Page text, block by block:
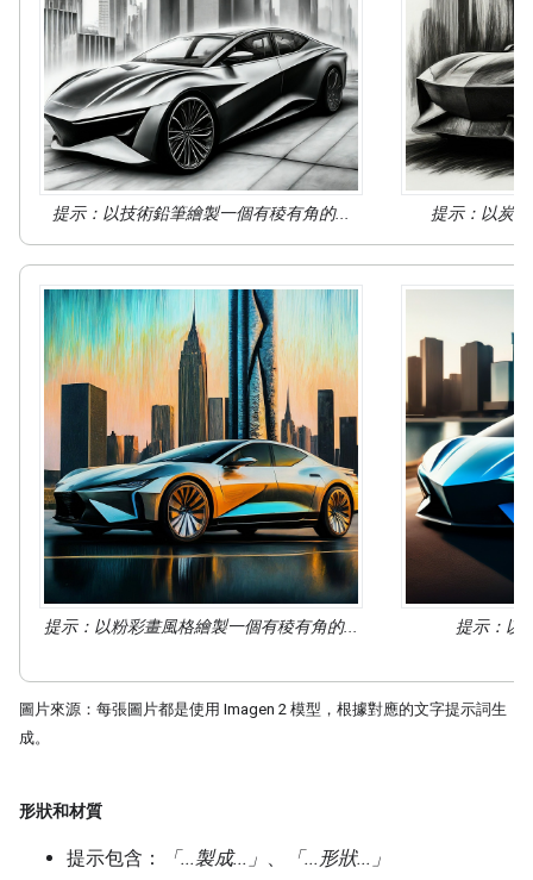
提示：以技術鉛筆繪製一個有稜有角的... 提示：以炭
提示：以粉彩畫風格繪製一個有稜有角的... 提示：以
圖片來源：每張圖片都是使用 Imagen 2 模型，根據對應的文字提示詞生
成。
形狀和材質
提示包含： 「...製成...」 、 「...形狀...」